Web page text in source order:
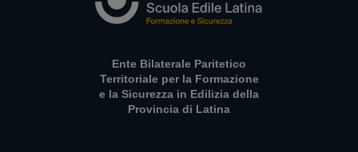
Ente Bilaterale Paritetico
Territoriale per la Formazione
e la Sicurezza in Edilizia della
Provincia di Latina